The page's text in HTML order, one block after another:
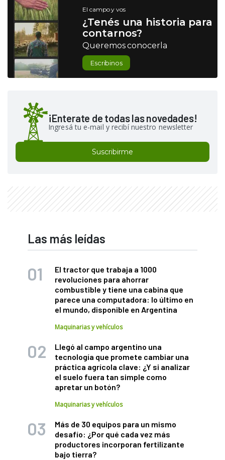
El campo y vos
¿Tenés una historia para
contarnos?
Queremos conocerla
Escribinos
¡Enterate de todas las novedades!
Ingresá tu e-mail y recibí nuestro newsletter
Suscribirme
Las más leídas
El tractor que trabaja a 1000
revoluciones para ahorrar
combustible y tiene una cabina que
parece una computadora: lo último en
el mundo, disponible en Argentina
Maquinarias y vehículos
Llegó al campo argentino una
tecnología que promete cambiar una
práctica agrícola clave: ¿Y si analizar
el suelo fuera tan simple como
apretar un botón?
Maquinarias y vehículos
Más de 30 equipos para un mismo
desafío: ¿Por qué cada vez más
productores incorporan fertilizante
bajo tierra?